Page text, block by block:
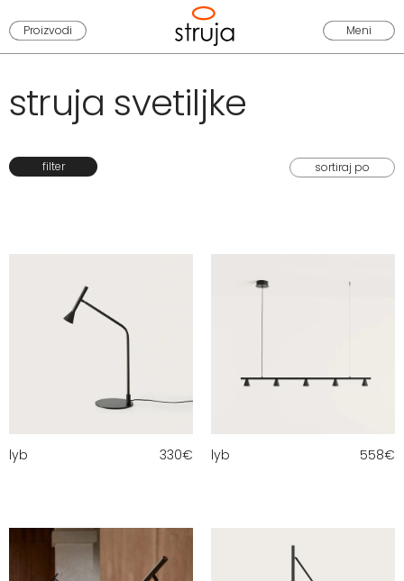
Proizvodi Meni
struja svetiljke
filter
lyb 330€ lyb 558€